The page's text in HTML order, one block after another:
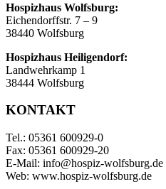
Hospizhaus Wolfsburg:
Eichendorffstr. 7 – 9
38440 Wolfsburg
Hospizhaus Heiligendorf:
Landwehrkamp 1
38444 Wolfsburg
KONTAKT
Tel.: 05361 600929-0
Fax: 05361 600929-20
E-Mail: info@hospiz-wolfsburg.de
Web: www.hospiz-wolfsburg.de